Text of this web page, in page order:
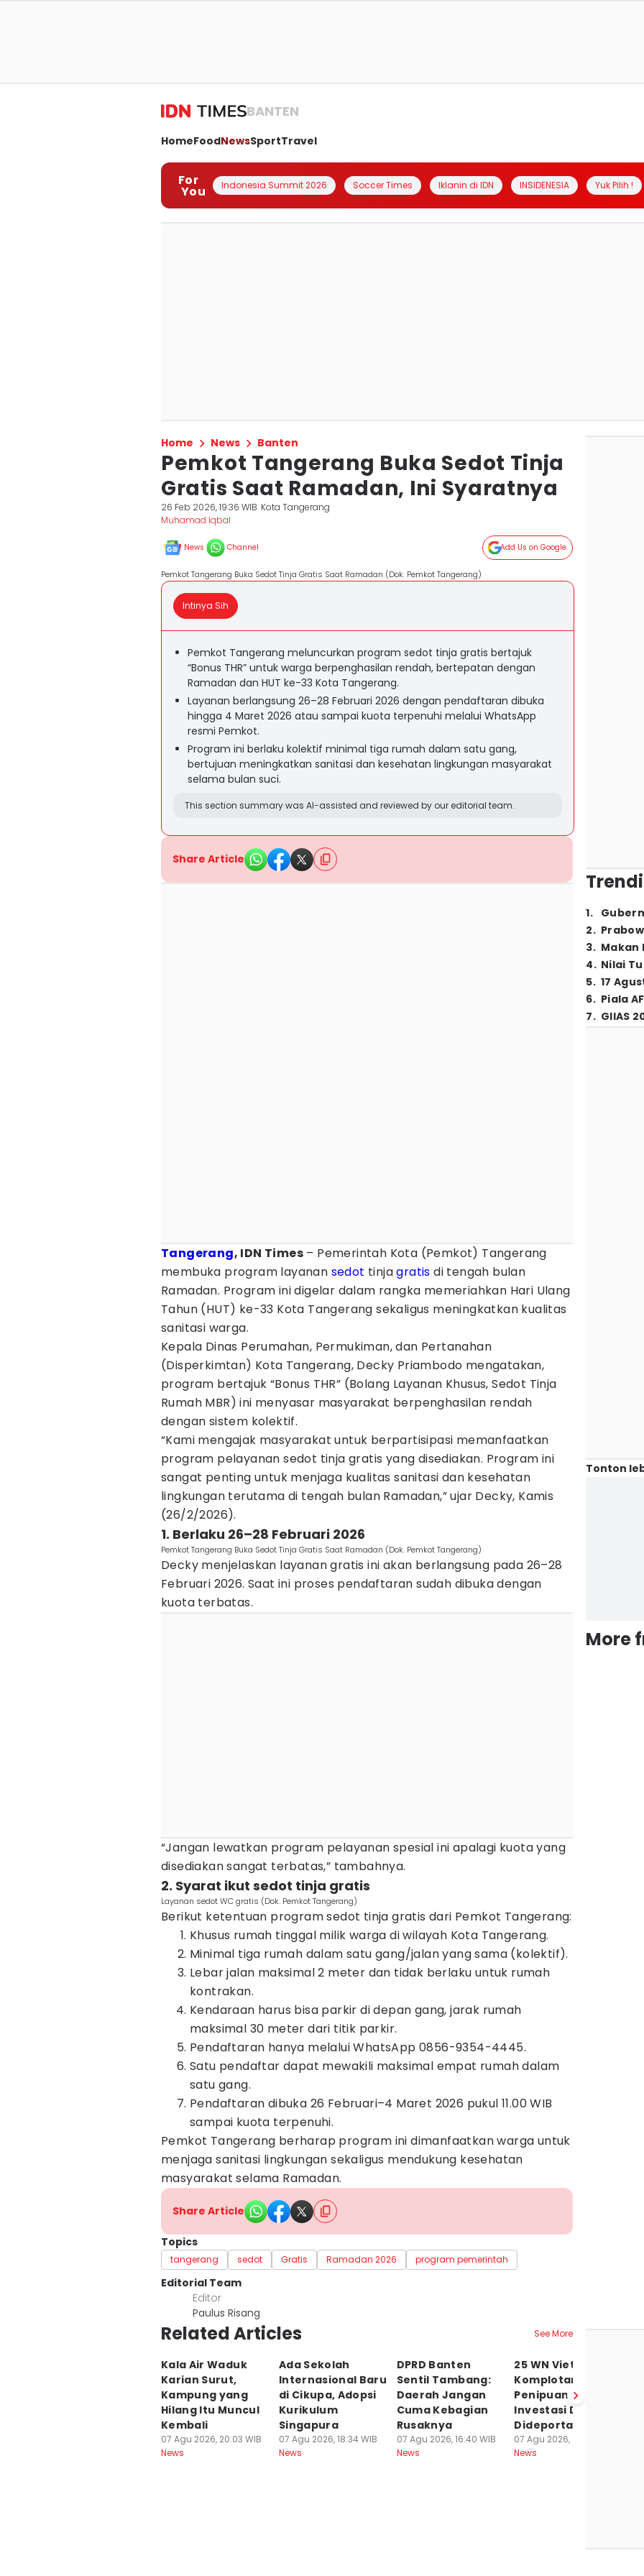
BANTEN
HomeFoodNewsSportTravel
For
You Indonesia Summit 2026 Soccer Times Iklanin di IDN INSIDENESIA Yuk Pilih !
Home News Banten
Pemkot Tangerang Buka Sedot Tinja
Gratis Saat Ramadan, Ini Syaratnya
26 Feb 2026, 19:36 WIB Kota Tangerang
Muhamad Iqbal
News Channel Add Us on Google
Pemkot Tangerang Buka Sedot Tinja Gratis Saat Ramadan (Dok. Pemkot Tangerang)
Intinya Sih
Pemkot Tangerang meluncurkan program sedot tinja gratis bertajuk
“Bonus THR” untuk warga berpenghasilan rendah, bertepatan dengan
Ramadan dan HUT ke-33 Kota Tangerang.
Layanan berlangsung 26–28 Februari 2026 dengan pendaftaran dibuka
hingga 4 Maret 2026 atau sampai kuota terpenuhi melalui WhatsApp
resmi Pemkot.
Program ini berlaku kolektif minimal tiga rumah dalam satu gang,
bertujuan meningkatkan sanitasi dan kesehatan lingkungan masyarakat
selama bulan suci.
This section summary was AI-assisted and reviewed by our editorial team.
Share Article
Tangerang, IDN Times – Pemerintah Kota (Pemkot) Tangerang
membuka program layanan sedot tinjagratis di tengah bulan
Ramadan. Program ini digelar dalam rangka memeriahkan Hari Ulang
Tahun (HUT) ke-33 Kota Tangerang sekaligus meningkatkan kualitas
sanitasi warga.
Kepala Dinas Perumahan, Permukiman, dan Pertanahan
(Disperkimtan) Kota Tangerang, Decky Priambodo mengatakan,
program bertajuk “Bonus THR” (Bolang Layanan Khusus, Sedot Tinja
Rumah MBR) ini menyasar masyarakat berpenghasilan rendah
dengan sistem kolektif.
“Kami mengajak masyarakat untuk berpartisipasi memanfaatkan
program pelayanan sedot tinja gratis yang disediakan. Program ini
sangat penting untuk menjaga kualitas sanitasi dan kesehatan
lingkungan terutama di tengah bulan Ramadan,” ujar Decky, Kamis
(26/2/2026).
1. Berlaku 26–28 Februari 2026
Pemkot Tangerang Buka Sedot Tinja Gratis Saat Ramadan (Dok. Pemkot Tangerang)
Decky menjelaskan layanan gratis ini akan berlangsung pada 26–28
Februari 2026. Saat ini proses pendaftaran sudah dibuka dengan
kuota terbatas.
“Jangan lewatkan program pelayanan spesial ini apalagi kuota yang
disediakan sangat terbatas,” tambahnya.
2. Syarat ikut sedot tinja gratis
Layanan sedot WC gratis (Dok. Pemkot Tangerang)
Berikut ketentuan program sedot tinja gratis dari Pemkot Tangerang:
Khusus rumah tinggal milik warga di wilayah Kota Tangerang.
Minimal tiga rumah dalam satu gang/jalan yang sama (kolektif).
Lebar jalan maksimal 2 meter dan tidak berlaku untuk rumah
kontrakan.
Kendaraan harus bisa parkir di depan gang, jarak rumah
maksimal 30 meter dari titik parkir.
Pendaftaran hanya melalui WhatsApp 0856-9354-4445.
Satu pendaftar dapat mewakili maksimal empat rumah dalam
satu gang.
Pendaftaran dibuka 26 Februari–4 Maret 2026 pukul 11.00 WIB
sampai kuota terpenuhi.
Pemkot Tangerang berharap program ini dimanfaatkan warga untuk
menjaga sanitasi lingkungan sekaligus mendukung kesehatan
masyarakat selama Ramadan.
Share Article
Topics
tangerang sedot Gratis Ramadan 2026 program pemerintah
Editorial Team
Editor
Paulus Risang
Related Articles See More
Kala Air Waduk
Karian Surut,
Kampung yang
Hilang Itu Muncul
Kembali
07 Agu 2026, 20:03 WIB
News
Ada Sekolah
Internasional Baru
di Cikupa, Adopsi
Kurikulum
Singapura
07 Agu 2026, 18:34 WIB
News
DPRD Banten
Sentil Tambang:
Daerah Jangan
Cuma Kebagian
Rusaknya
07 Agu 2026, 16:40 WIB
News
25 WN Vietnam
Komplotan
Penipuan
Investasi Daring
Dideportasi
07 Agu 2026, 13:28 WIB
News
1.
2.
3. Makan
4. Nilai
5. 17
6. Piala
7. GIIAS
Tonton
More